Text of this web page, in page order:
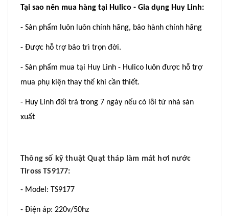
Tại sao nên mua hàng tại Hulico - Gia dụng Huy Linh:
- Sản phẩm luôn luôn chính hãng, bảo hành chính hãng
- Được hỗ trợ bảo trì trọn đời.
- Sản phẩm mua tại Huy Linh - Hulico luôn được hỗ trợ
mua phụ kiện thay thế khi cần thiết.
- Huy Linh đổi trả trong 7 ngày nếu có lỗi từ nhà sản
xuất
Thông số kỹ thuật Quạt tháp làm mát hơi nước
Tiross TS9177:
- Model: TS9177
- Điện áp: 220v/50hz